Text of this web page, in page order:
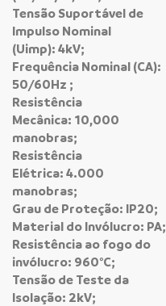
Tensão Suportável de
Impulso Nominal
(Uimp): 4kV;
Frequência Nominal (CA):
50/60Hz ;
Resistência
Mecânica: 10,000
manobras;
Resistência
Elétrica: 4.000
manobras;
Grau de Proteção: IP20;
Material do Invólucro: PA;
Resistência ao fogo do
invólucro: 960°C;
Tensão de Teste da
Isolação: 2kV;